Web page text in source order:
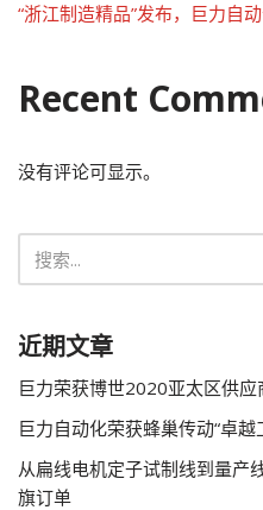
“浙江制造精品”发布，巨力自
Recent
没有评论可显示。
近期文章
巨力荣获博世2020亚太区供
巨力自动化荣获蜂巢传动“卓越
从扁线电机定子试制线到量产
旗订单